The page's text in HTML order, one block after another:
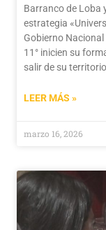
Barranco de Loba
estrategia
Gobierno
11° inicien su
salir de su
LEER MÁS »
marzo 16, 2026